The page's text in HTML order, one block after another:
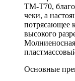
TM-T70,
чеки, а
потрясающее
высокого
Молниеносная
Основные